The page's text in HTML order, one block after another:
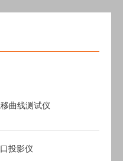
1
曲线测试仪
投影仪